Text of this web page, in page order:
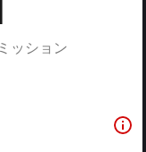
ッション